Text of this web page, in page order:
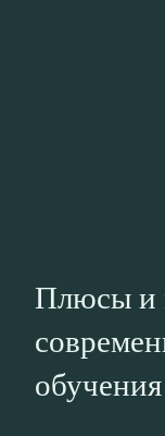
Плюсы и
обучения